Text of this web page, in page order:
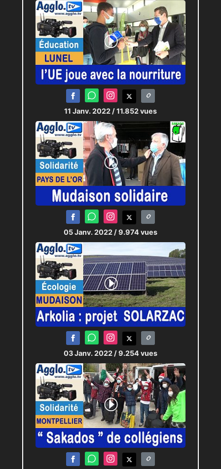
11 Janv. 2022 / 11.852 vues
05 Janv. 2022 / 9.974 vues
03 Janv. 2022 / 9.254 vues